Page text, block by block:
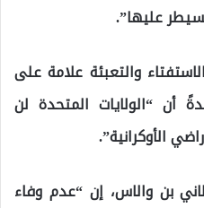
عليها”.
والتعبئة علامة على
“الولايات المتحدة لن
الأوكرانية”.
بن والاس، إن “عدم وفاء